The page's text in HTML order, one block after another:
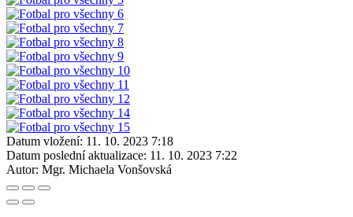
Datum vložení: 11. 10. 2023 7:18
Datum poslední aktualizace: 11. 10. 2023 7:22
Autor: Mgr. Michaela Vonšovská